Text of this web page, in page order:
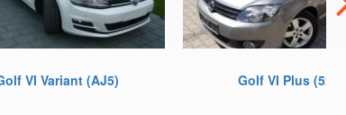
VI Variant (AJ5) Golf VI Plus (521)